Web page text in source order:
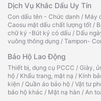
Dịch Vụ Khắc Dấu Uy Tín
Con dấu tên - Chức danh / Máy
Caosu mặt dấu chất lượng tốt /
chữ ký -Bút ký có dấu / Dấu
vuông thông dụng / Tampon-
Bảo Hộ Lao Động
Thiết bị, dụng cụ PCCC / Giày,
hộ / Khẩu trang, mặt nạ / Kính
kiện / Quần áo bảo hộ / Vật tư
bảo hộ khác / Mặt nạ hàn / An